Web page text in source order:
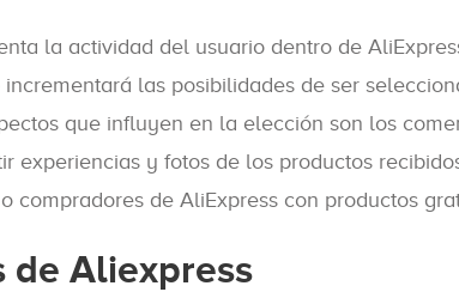
la actividad del usuario dentro de
las posibilidades de ser
que influyen en la elección son los
experiencias y fotos de los productos
de AliExpress con productos
de Aliexpress